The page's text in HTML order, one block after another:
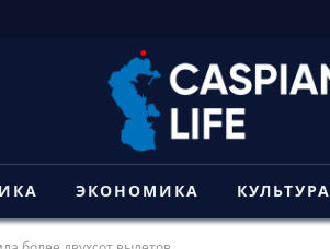
ЭКОНОМИКА КУЛЬТУРА